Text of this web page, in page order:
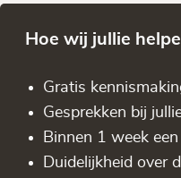
Hoe wij jullie
Gratis
Gesprekken bij
Binnen 1 week
Duidelijkheid over